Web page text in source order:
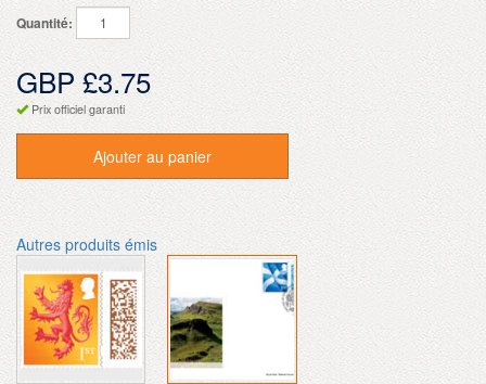
Quantité:
GBP £3.75
Prix officiel garanti
Ajouter au panier
Autres produits émis